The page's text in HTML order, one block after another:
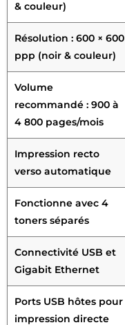
& couleur)
Résolution : 600 × 600
ppp (noir & couleur)
Volume
recommandé : 900 à
4 800 pages/mois
Impression recto
verso automatique
Fonctionne avec 4
toners séparés
Connectivité USB et
Gigabit Ethernet
Ports USB hôtes pour
impression directe